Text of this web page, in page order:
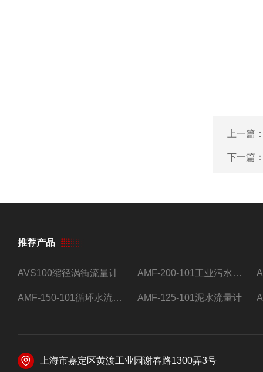
上一篇
下一篇
推荐产品
AVS100缩径涡街流量计 AMF-200-101工业污水流量计
AMF-150-101循环水流量计,电磁流量计 AMF-125-101泥水流量计
上海市嘉定区黄渡工业园谢春路1300弄3号